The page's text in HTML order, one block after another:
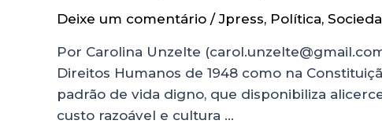
Deixe um comentário /Jpress, Política,
Por Carolina Unzelte
Direitos Humanos de 1948 como na
padrão de vida digno, que disponibiliza
custo razoável e cultura …